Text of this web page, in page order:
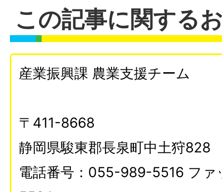
この記事に関する
産業振興課 農業支援チーム
〒411-8668
静岡県駿東郡長泉町中土狩828
電話番号：055-989-5516 フ